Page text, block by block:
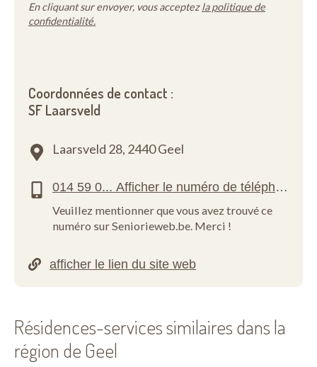
En cliquant sur envoyer, vous acceptezla politique de
confidentialité.
Coordonnées de contact :
SF Laarsveld
Laarsveld 28, 2440 Geel
Veuillez mentionner que vous avez trouvé ce
numéro sur Seniorieweb.be. Merci !
Résidences-services similaires dans la
région de Geel